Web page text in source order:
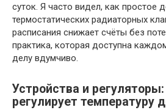
суток. Я часто видел, как простое
термостатических радиаторных
расписания снижает счёты без
практика, которая доступна
делу вдумчиво.
Устройства и
регулирует температуру